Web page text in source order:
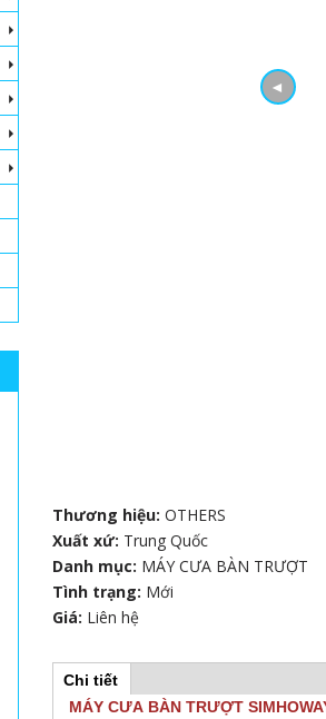
◄
Thương hiệu:OTHERS
Xuất xứ: Trung Quốc
Danh mục: MÁY CƯA BÀN TRƯỢT
Tình trạng: Mới
Giá: Liên hệ
H
Chi tiết(
t
MÁY CƯA BÀN TRƯỢT